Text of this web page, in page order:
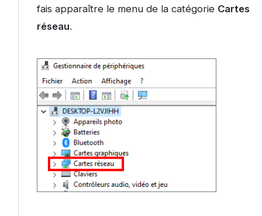
fais apparaître le menu de la catégorie Cartes
réseau.